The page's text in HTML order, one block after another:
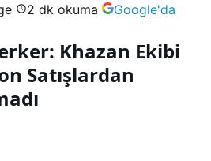
2 dk okuma
Google'da
Khazan Ekibi
Satışlardan